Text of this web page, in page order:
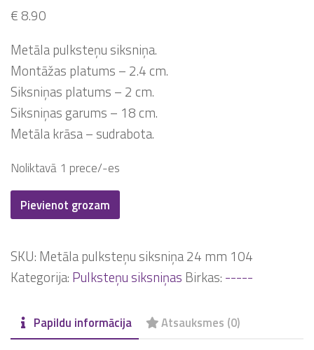
€ 8.90
Metāla pulksteņu siksniņa.
Montāžas platums – 2.4 cm.
Siksniņas platums – 2 cm.
Siksniņas garums – 18 cm.
Metāla krāsa – sudrabota.
Noliktavā 1 prece/-es
Metāla
pulksteņu
24
mm
Pievienot grozam
SKU: Metāla pulksteņu siksniņa 24 mm 104
Kategorija: Pulksteņu siksniņas Birkas: -----
Papildu informācija Atsauksmes (0)